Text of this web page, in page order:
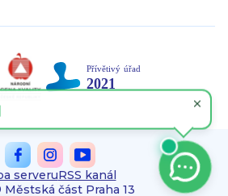
část Praha 13
serveruRSS kanál